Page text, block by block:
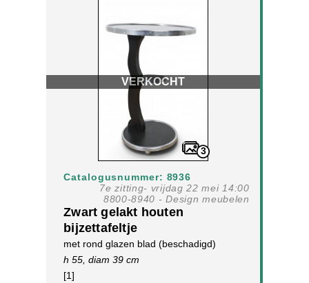
VERKOCHT
3
Catalogusnummer: 8936
7e zitting- vrijdag 22 mei 14:00
8800-8940 - Design meubelen
Zwart gelakt houten
bijzettafeltje
met rond glazen blad (beschadigd)
h 55, diam 39 cm
[1]